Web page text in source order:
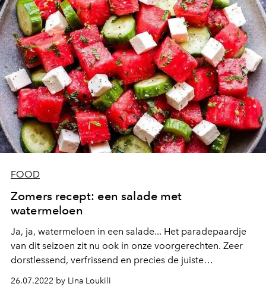
FOOD
Zomers recept: een salade met
watermeloen
Ja, ja, watermeloen in een salade... Het paradepaardje
van dit seizoen zit nu ook in onze voorgerechten. Zeer
dorstlessend, verfrissend en precies de juiste
combinatie gevonden voor een zomerse salade precies
26.07.2022 by Lina Loukili